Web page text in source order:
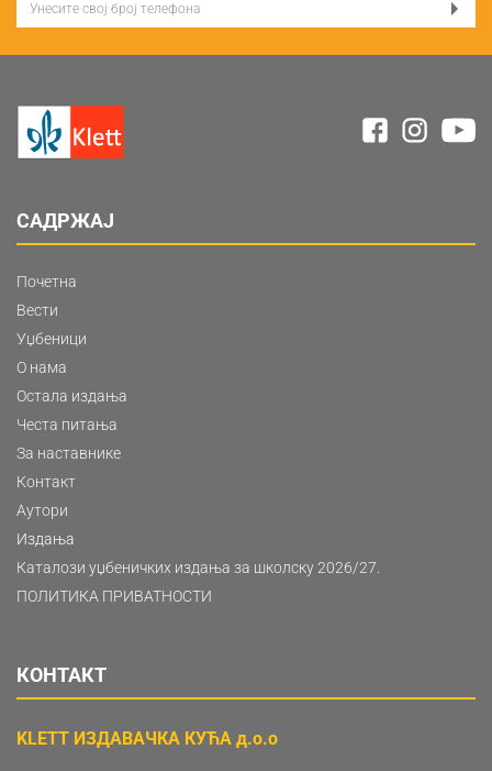
САДРЖАЈ
Почетна
Вести
Уџбеници
О нама
Остала издања
Честа питања
За наставнике
Контакт
Аутори
Издања
Каталози уџбеничких издања за школску 2026/27.
ПОЛИТИКА ПРИВАТНОСТИ
КОНТАКТ
KLETT ИЗДАВАЧКА КУЋА д.о.о